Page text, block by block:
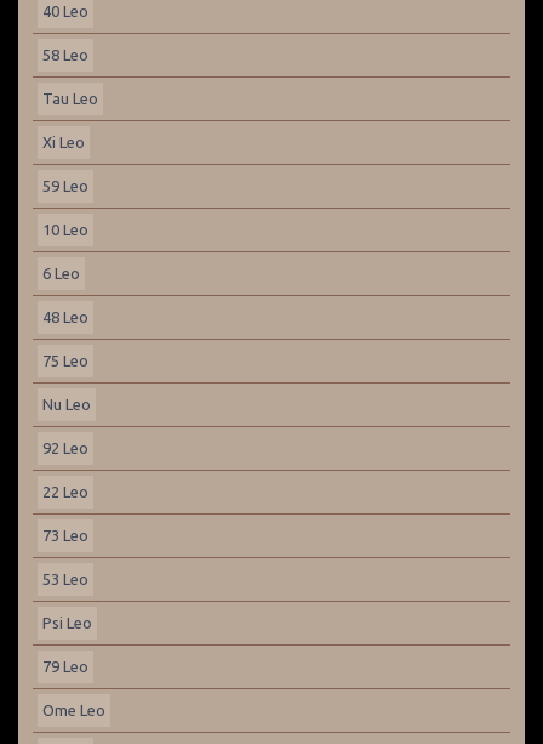
40 Leo
58 Leo
Tau Leo
Xi Leo
59 Leo
10 Leo
6 Leo
48 Leo
75 Leo
Nu Leo
92 Leo
22 Leo
73 Leo
53 Leo
Psi Leo
79 Leo
Ome Leo